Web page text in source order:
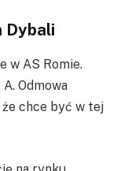
Dybali
w AS Romie.
Odmowa
że chce być w tej